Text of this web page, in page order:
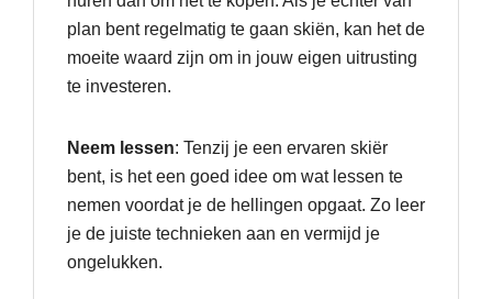
plan bent regelmatig te gaan skiën, kan het de
moeite waard zijn om in jouw eigen uitrusting
te investeren.
Neem lessen: Tenzij je een ervaren skiër
bent, is het een goed idee om wat lessen te
nemen voordat je de hellingen opgaat. Zo leer
je de juiste technieken aan en vermijd je
ongelukken.